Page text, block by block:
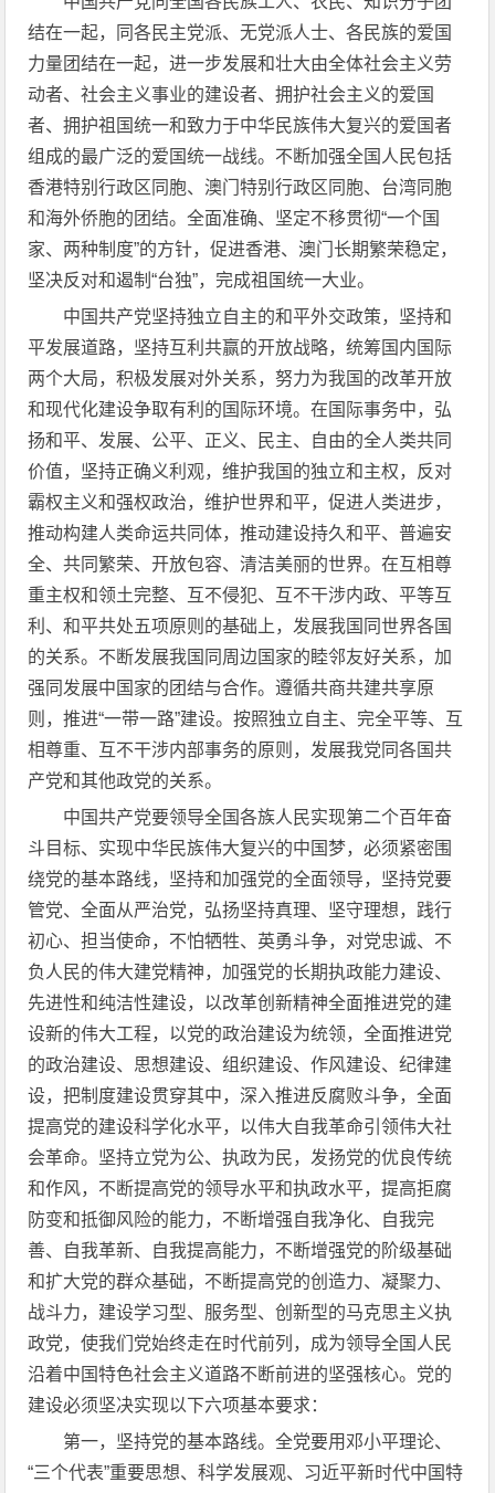
结在一起，同各民主党派、无党派人士、各民族的爱国
力量团结在一起，进一步发展和壮大由全体社会主义劳
动者、社会主义事业的建设者、拥护社会主义的爱国
者、拥护祖国统一和致力于中华民族伟大复兴的爱国者
组成的最广泛的爱国统一战线。不断加强全国人民包括
香港特别行政区同胞、澳门特别行政区同胞、台湾同胞
和海外侨胞的团结。全面准确、坚定不移贯彻“一个国
家、两种制度”的方针，促进香港、澳门长期繁荣稳定，
坚决反对和遏制“台独”，完成祖国统一大业。
中国共产党坚持独立自主的和平外交政策，坚持和
平发展道路，坚持互利共赢的开放战略，统筹国内国际
两个大局，积极发展对外关系，努力为我国的改革开放
和现代化建设争取有利的国际环境。在国际事务中，弘
扬和平、发展、公平、正义、民主、自由的全人类共同
价值，坚持正确义利观，维护我国的独立和主权，反对
霸权主义和强权政治，维护世界和平，促进人类进步，
推动构建人类命运共同体，推动建设持久和平、普遍安
全、共同繁荣、开放包容、清洁美丽的世界。在互相尊
重主权和领土完整、互不侵犯、互不干涉内政、平等互
利、和平共处五项原则的基础上，发展我国同世界各国
的关系。不断发展我国同周边国家的睦邻友好关系，加
强同发展中国家的团结与合作。遵循共商共建共享原
则，推进“一带一路”建设。按照独立自主、完全平等、互
相尊重、互不干涉内部事务的原则，发展我党同各国共
产党和其他政党的关系。
中国共产党要领导全国各族人民实现第二个百年奋
斗目标、实现中华民族伟大复兴的中国梦，必须紧密围
绕党的基本路线，坚持和加强党的全面领导，坚持党要
管党、全面从严治党，弘扬坚持真理、坚守理想，践行
初心、担当使命，不怕牺牲、英勇斗争，对党忠诚、不
负人民的伟大建党精神，加强党的长期执政能力建设、
先进性和纯洁性建设，以改革创新精神全面推进党的建
设新的伟大工程，以党的政治建设为统领，全面推进党
的政治建设、思想建设、组织建设、作风建设、纪律建
设，把制度建设贯穿其中，深入推进反腐败斗争，全面
提高党的建设科学化水平，以伟大自我革命引领伟大社
会革命。坚持立党为公、执政为民，发扬党的优良传统
和作风，不断提高党的领导水平和执政水平，提高拒腐
防变和抵御风险的能力，不断增强自我净化、自我完
善、自我革新、自我提高能力，不断增强党的阶级基础
和扩大党的群众基础，不断提高党的创造力、凝聚力、
战斗力，建设学习型、服务型、创新型的马克思主义执
政党，使我们党始终走在时代前列，成为领导全国人民
沿着中国特色社会主义道路不断前进的坚强核心。党的
建设必须坚决实现以下六项基本要求：
第一，坚持党的基本路线。全党要用邓小平理论、
“三个代表”重要思想、科学发展观、习近平新时代中国特